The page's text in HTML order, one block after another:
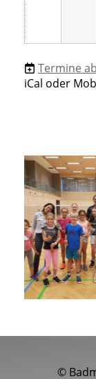
Termine
iCal oder
©